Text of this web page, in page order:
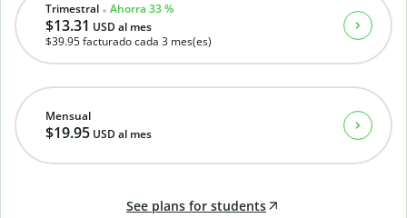
Mensual
$19.95 USD al mes
Trimestral Ahorra 33 %
$13.31 USD al mes
$39.95facturado cada 3 mes(es)
See plans for students